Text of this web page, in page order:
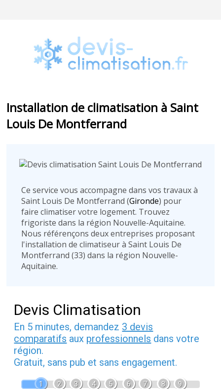
Installation de climatisation à Saint
Louis De Montferrand
Ce service vous accompagne dans vos travaux à
Saint Louis De Montferrand (Gironde) pour
faire climatiser votre logement. Trouvez
frigoriste dans la région Nouvelle-Aquitaine.
Nous référençons deux entreprises proposant
l'installation de climatiseur à Saint Louis De
Montferrand (33) dans la région Nouvelle-
Aquitaine.
Devis Climatisation
En 5 minutes, demandez 3 devis
comparatifs aux professionnels dans votre
région.
Gratuit, sans pub et sans engagement.
1 2 3 4 5 6 7 8 9